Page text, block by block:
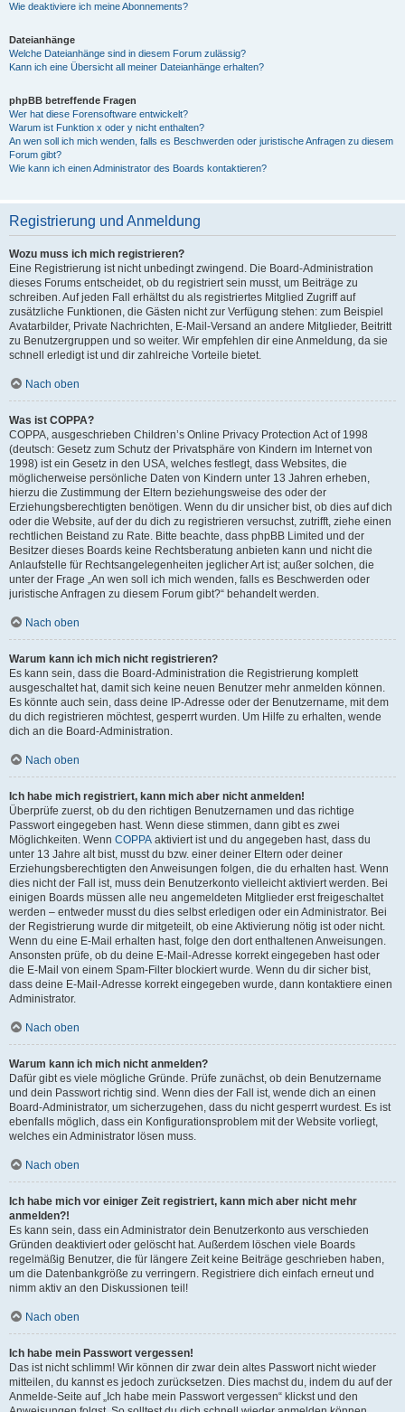
Wie deaktiviere ich meine Abonnements?
Dateianhänge
Welche Dateianhänge sind in diesem Forum zulässig?
Kann ich eine Übersicht all meiner Dateianhänge erhalten?
phpBB betreffende Fragen
Wer hat diese Forensoftware entwickelt?
Warum ist Funktion x oder y nicht enthalten?
An wen soll ich mich wenden, falls es Beschwerden oder juristische Anfragen zu diesem
Forum gibt?
Wie kann ich einen Administrator des Boards kontaktieren?
Registrierung und Anmeldung
Wozu muss ich mich registrieren?
Eine Registrierung ist nicht unbedingt zwingend. Die Board-Administration
dieses Forums entscheidet, ob du registriert sein musst, um Beiträge zu
schreiben. Auf jeden Fall erhältst du als registriertes Mitglied Zugriff auf
zusätzliche Funktionen, die Gästen nicht zur Verfügung stehen: zum Beispiel
Avatarbilder, Private Nachrichten, E-Mail-Versand an andere Mitglieder, Beitritt
zu Benutzergruppen und so weiter. Wir empfehlen dir eine Anmeldung, da sie
schnell erledigt ist und dir zahlreiche Vorteile bietet.
Nach oben
Was ist COPPA?
COPPA, ausgeschrieben Children’s Online Privacy Protection Act of 1998
(deutsch: Gesetz zum Schutz der Privatsphäre von Kindern im Internet von
1998) ist ein Gesetz in den USA, welches festlegt, dass Websites, die
möglicherweise persönliche Daten von Kindern unter 13 Jahren erheben,
hierzu die Zustimmung der Eltern beziehungsweise des oder der
Erziehungsberechtigten benötigen. Wenn du dir unsicher bist, ob dies auf dich
oder die Website, auf der du dich zu registrieren versuchst, zutrifft, ziehe einen
rechtlichen Beistand zu Rate. Bitte beachte, dass phpBB Limited und der
Besitzer dieses Boards keine Rechtsberatung anbieten kann und nicht die
Anlaufstelle für Rechtsangelegenheiten jeglicher Art ist; außer solchen, die
unter der Frage „An wen soll ich mich wenden, falls es Beschwerden oder
juristische Anfragen zu diesem Forum gibt?“ behandelt werden.
Nach oben
Warum kann ich mich nicht registrieren?
Es kann sein, dass die Board-Administration die Registrierung komplett
ausgeschaltet hat, damit sich keine neuen Benutzer mehr anmelden können.
Es könnte auch sein, dass deine IP-Adresse oder der Benutzername, mit dem
du dich registrieren möchtest, gesperrt wurden. Um Hilfe zu erhalten, wende
dich an die Board-Administration.
Nach oben
Ich habe mich registriert, kann mich aber nicht anmelden!
Überprüfe zuerst, ob du den richtigen Benutzernamen und das richtige
Passwort eingegeben hast. Wenn diese stimmen, dann gibt es zwei
Möglichkeiten. Wenn COPPA aktiviert ist und du angegeben hast, dass du
unter 13 Jahre alt bist, musst du bzw. einer deiner Eltern oder deiner
Erziehungsberechtigten den Anweisungen folgen, die du erhalten hast. Wenn
dies nicht der Fall ist, muss dein Benutzerkonto vielleicht aktiviert werden. Bei
einigen Boards müssen alle neu angemeldeten Mitglieder erst freigeschaltet
werden – entweder musst du dies selbst erledigen oder ein Administrator. Bei
der Registrierung wurde dir mitgeteilt, ob eine Aktivierung nötig ist oder nicht.
Wenn du eine E-Mail erhalten hast, folge den dort enthaltenen Anweisungen.
Ansonsten prüfe, ob du deine E-Mail-Adresse korrekt eingegeben hast oder
die E-Mail von einem Spam-Filter blockiert wurde. Wenn du dir sicher bist,
dass deine E-Mail-Adresse korrekt eingegeben wurde, dann kontaktiere einen
Administrator.
Nach oben
Warum kann ich mich nicht anmelden?
Dafür gibt es viele mögliche Gründe. Prüfe zunächst, ob dein Benutzername
und dein Passwort richtig sind. Wenn dies der Fall ist, wende dich an einen
Board-Administrator, um sicherzugehen, dass du nicht gesperrt wurdest. Es ist
ebenfalls möglich, dass ein Konfigurationsproblem mit der Website vorliegt,
welches ein Administrator lösen muss.
Nach oben
Ich habe mich vor einiger Zeit registriert, kann mich aber nicht mehr
anmelden?!
Es kann sein, dass ein Administrator dein Benutzerkonto aus verschieden
Gründen deaktiviert oder gelöscht hat. Außerdem löschen viele Boards
regelmäßig Benutzer, die für längere Zeit keine Beiträge geschrieben haben,
um die Datenbankgröße zu verringern. Registriere dich einfach erneut und
nimm aktiv an den Diskussionen teil!
Nach oben
Ich habe mein Passwort vergessen!
Das ist nicht schlimm! Wir können dir zwar dein altes Passwort nicht wieder
mitteilen, du kannst es jedoch zurücksetzen. Dies machst du, indem du auf der
Anmelde-Seite auf „Ich habe mein Passwort vergessen“ klickst und den